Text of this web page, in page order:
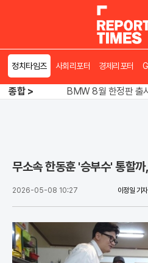
정치타임즈 사회리포터 경제리포터
종합 >
김용 vs 이성윤, 5
송영길 인천서 반
무소속 한동훈 '승부수' 통할
2026-05-08 10:27 이정일 기자